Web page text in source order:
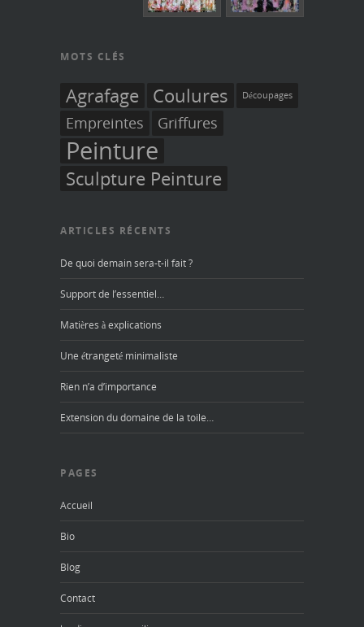
MOTS CLÉS
Agrafage Coulures Découpages
Empreintes Griffures
Peinture
Sculpture Peinture
ARTICLES RÉCENTS
De quoi demain sera-t-il fait ?
Support de l’essentiel…
Matières à explications
Une étrangeté minimaliste
Rien n’a d’importance
Extension du domaine de la toile…
PAGES
Accueil
Bio
Blog
Contact